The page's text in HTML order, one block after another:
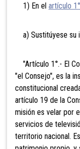
1) En el artículo 1°
a) Sustitúyese su
"Artículo 1°.- El
"el Consejo", es la
constitucional
artículo 19 de la
misión es velar por
servicios de
territorio nacional.